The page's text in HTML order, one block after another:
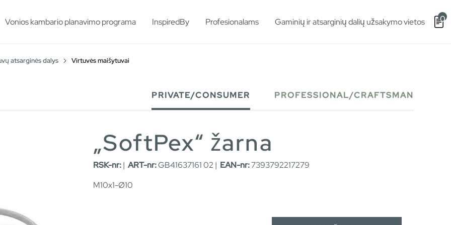
Vonios kambario planavimo programa InspiredBy Profesionalams Gaminių ir atsarginių dalių užsakymo vietos 0
atsarginės dalys Virtuvės maišytuvai
PRIVATE/CONSUMER PROFESSIONAL/CRAFTSMAN
„SoftPex“ žarna
RSK-nr:| ART-nr:GB41637161 02 | EAN-nr:7393792217279
M10x1-Ø10